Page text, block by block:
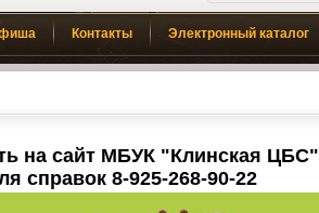
Контакты Электронный каталог
на сайт МБУК "Клинская ЦБС"
справок 8-925-268-90-22